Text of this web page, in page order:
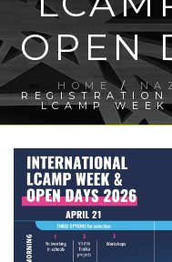
OPEN
HOME/
LCAMP